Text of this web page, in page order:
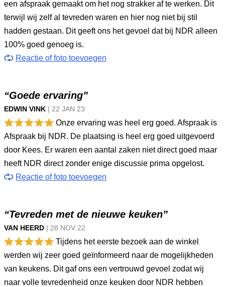
een afspraak gemaakt om het nog strakker af te werken. Dit
terwijl wij zelf al tevreden waren en hier nog niet bij stil
hadden gestaan. Dit geeft ons het gevoel dat bij NDR alleen
100% goed genoeg is.
Reactie of foto toevoegen
“Goede ervaring”
EDWIN VINK | 22 JAN 23
Onze ervaring was heel erg goed. Afspraak is
Afspraak bij NDR. De plaatsing is heel erg goed uitgevoerd
door Kees. Er waren een aantal zaken niet direct goed maar
heeft NDR direct zonder enige discussie prima opgelost.
Reactie of foto toevoegen
“Tevreden met de nieuwe keuken”
VAN HEERD | 28 NOV 22
Tijdens het eerste bezoek aan de winkel
werden wij zeer goed geïnformeerd naar de mogelijkheden
van keukens. Dit gaf ons een vertrouwd gevoel zodat wij
naar volle tevredenheid onze keuken door NDR hebben